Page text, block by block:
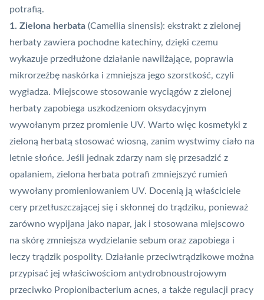
potrafią.
1. Zielona herbata (Camellia sinensis): ekstrakt z zielonej
herbaty zawiera pochodne katechiny, dzięki czemu
wykazuje przedłużone działanie nawilżające, poprawia
mikrorzeźbę naskórka i zmniejsza jego szorstkość, czyli
wygładza. Miejscowe stosowanie wyciągów z zielonej
herbaty zapobiega uszkodzeniom oksydacyjnym
wywołanym przez promienie UV. Warto więc kosmetyki z
zieloną herbatą stosować wiosną, zanim wystwimy ciało na
letnie słońce. Jeśli jednak zdarzy nam się przesadzić z
opalaniem, zielona herbata potrafi zmniejszyć rumień
wywołany promieniowaniem UV. Docenią ją właściciele
cery przetłuszczającej się i skłonnej do trądziku, ponieważ
zarówno wypijana jako napar, jak i stosowana miejscowo
na skórę zmniejsza wydzielanie sebum oraz zapobiega i
leczy trądzik pospolity. Działanie przeciwtrądzikowe można
przypisać jej właściwościom antydrobnoustrojowym
przeciwko Propionibacterium acnes, a także regulacji pracy